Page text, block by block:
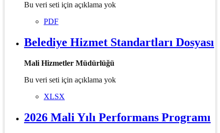
Bu veri seti için açıklama yok
PDF
Belediye Hizmet Standartları Dosyası
Mali Hizmetler Müdürlüğü
Bu veri seti için açıklama yok
XLSX
2026 Mali Yılı Performans Programı